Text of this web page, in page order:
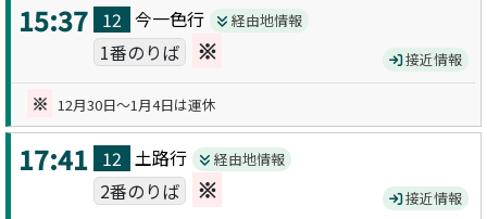
15:37 12 今一色行 経由地情報
1番のりば ※ 接近情報
※ 12月30日～1月4日は運休
17:41 12 土路行 経由地情報
2番のりば ※ 接近情報